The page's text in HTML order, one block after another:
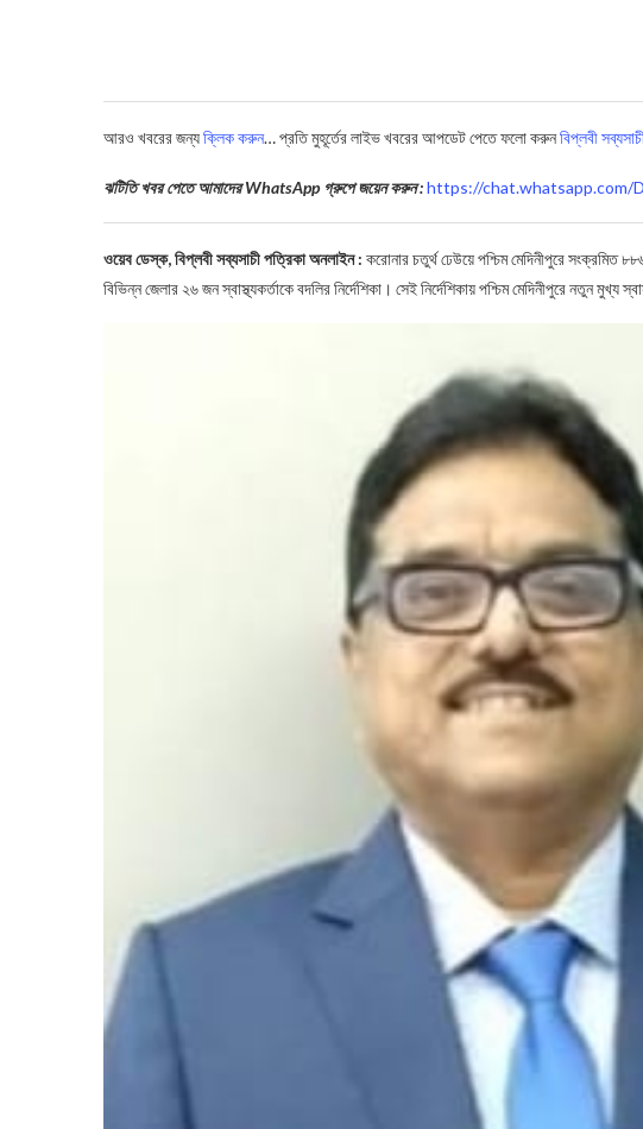
আরও খবরের জন্যক্লিক করুন… প্রতি মুহূর্তের লাইভ খবরের আপডেট পেতে ফলো করুনবিপ্লবী
ঝটিতি খবর পেতে আমাদের WhatsApp গ্রুপে জয়েন করুন :https://chat.whatsapp.com/
ওয়েব ডেস্ক, বিপ্লবী সব্যসাচী পত্রিকা অনলাইন : করোনার চতুর্থ ঢেউয়ে পশ্চিম মেদিনীপুরে সংক্রমিত
বিভিন্ন জেলার ২৬ জন স্বাস্থ্যকর্তাকে বদলির নির্দেশিকা। সেই নির্দেশিকায় পশ্চিম মেদিনীপুরে নতুন মুখ্য